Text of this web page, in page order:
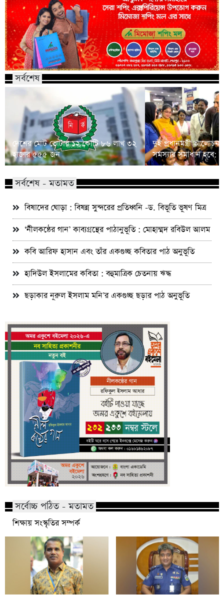
সর্বশেষ
দেশের মোট ভোটার ১২ কোটি ৮৬ লাখ ৩২
হাজার ৫৫৫ জন
দুই প্রধানমন্ত্রী
সমস্যার সমাধান হবে:
সর্বশেষ - মতামত
বিষাদের ঘোড়া : বিষন্ন সুন্দরের প্রতিধ্বনি -ড. বিভূতি ভূষণ মিত্র
‘নীলকন্ঠের গান’ কাব্যগ্রন্থের পাঠানুভূতি : মোহাম্মদ রবিউল আলম
কবি আরিফ হাসান এবং তাঁর একগুচ্ছ কবিতার পাঠ অনুভূতি
হাদিউল ইসলামের কবিতা : বহুমাত্রিক চেতনায় ঋদ্ধ
ছড়াকার নূরুল ইসলাম মনি’র একগুচ্ছ ছড়ার পাঠ অনুভূতি
সর্বোচ্চ পঠিত - মতামত
শিক্ষায় সংস্কৃতির সম্পর্ক